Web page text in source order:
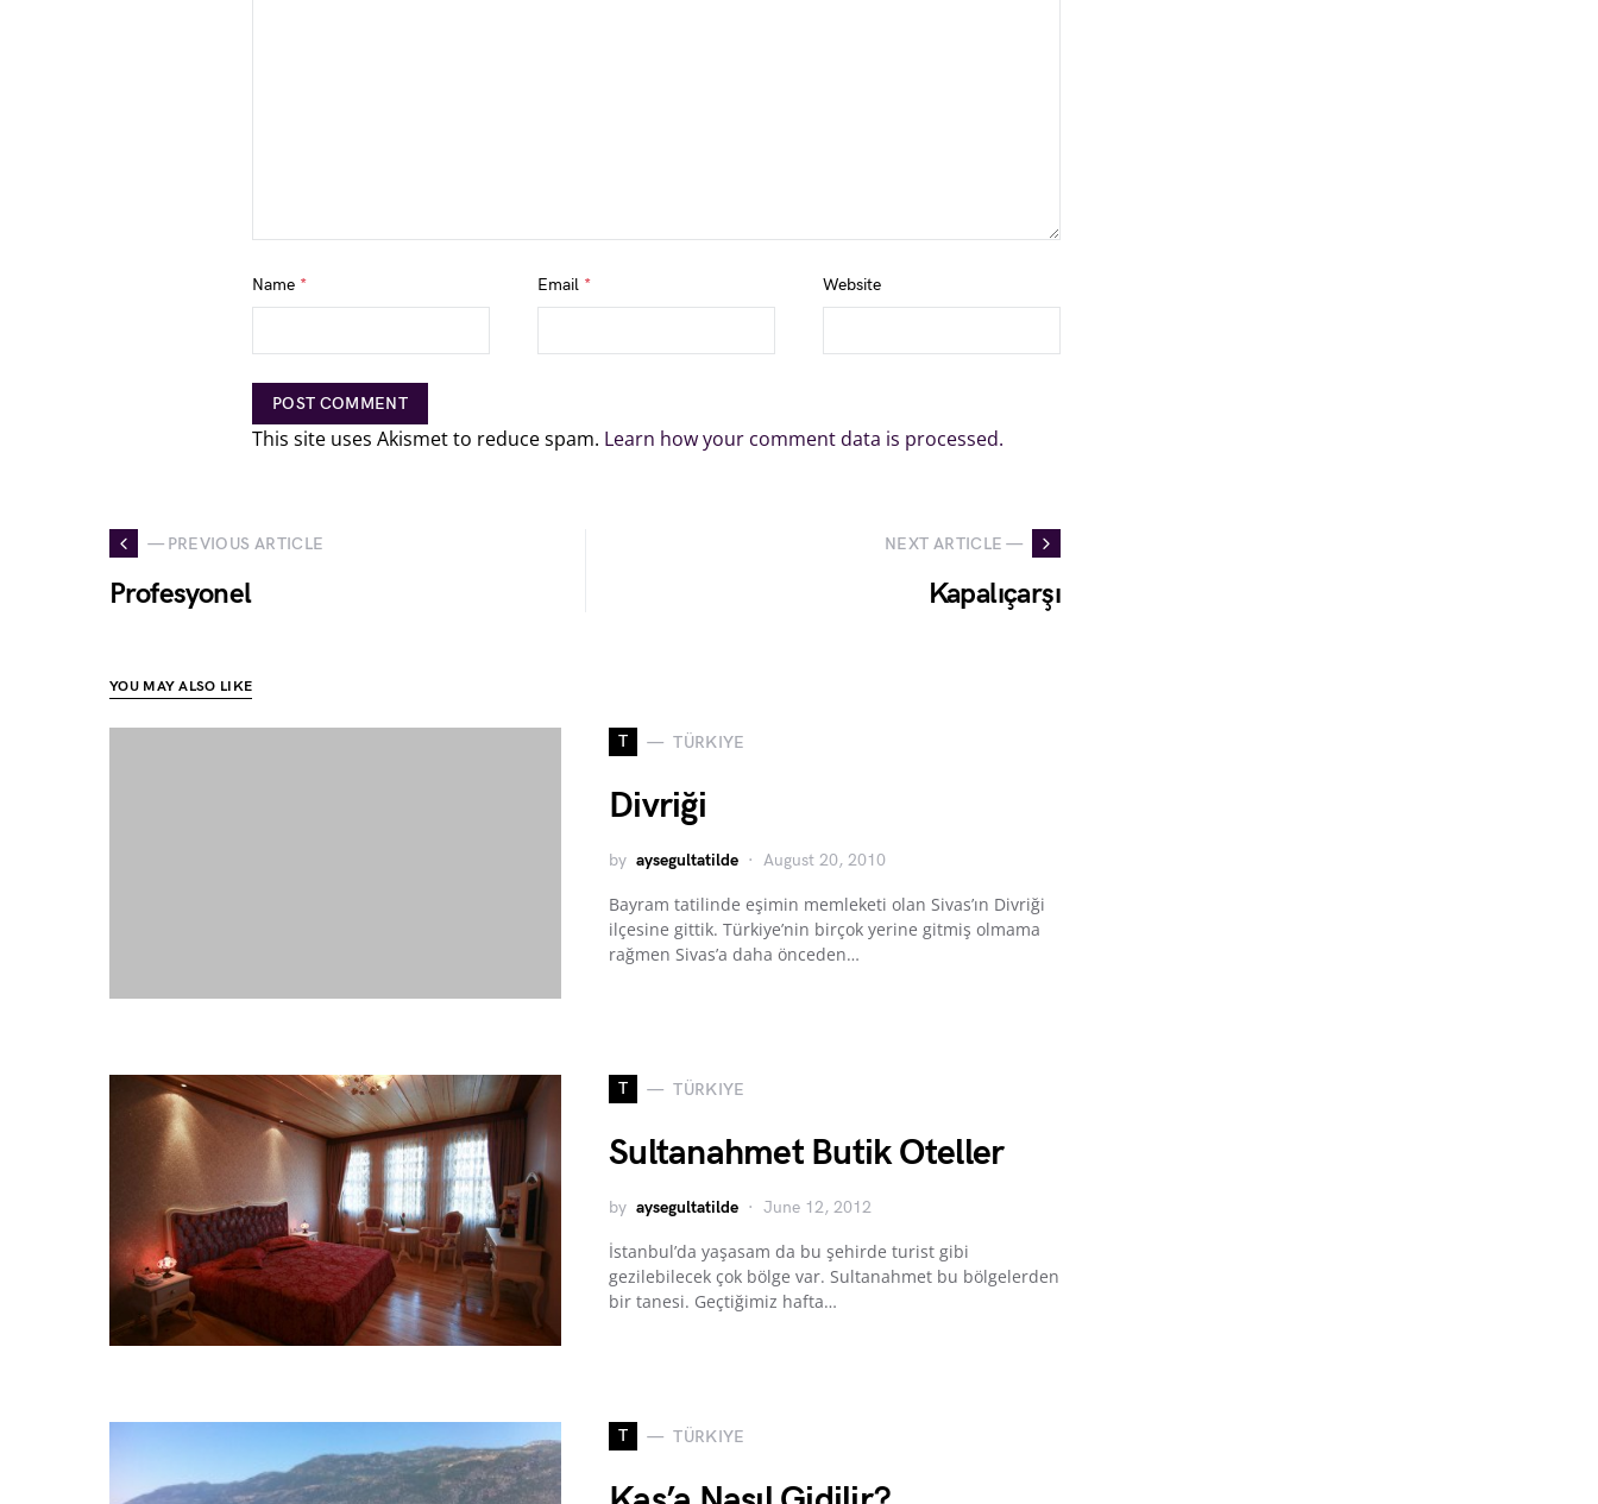
Name * Email * Website
This site uses Akismet to reduce spam. Learn how your comment data is processed.
— PREVIOUS ARTICLE
Profesyonel
NEXT ARTICLE —
Kapalıçarşı
YOU MAY ALSO LIKE
T TÜRKIYE
Divriği
by aysegultatilde August 20, 2010
Bayram tatilinde eşimin memleketi olan Sivas’ın Divriği
ilçesine gittik. Türkiye’nin birçok yerine gitmiş olmama
rağmen Sivas’a daha önceden…
T TÜRKIYE
Sultanahmet Butik Oteller
by aysegultatilde June 12, 2012
İstanbul’da yaşasam da bu şehirde turist gibi
gezilebilecek çok bölge var. Sultanahmet bu bölgelerden
bir tanesi. Geçtiğimiz hafta…
T TÜRKIYE